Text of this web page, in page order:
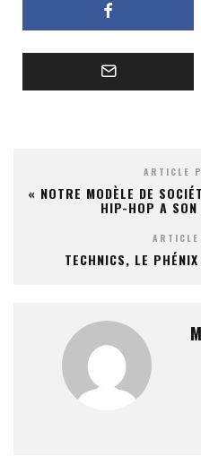
ARTICLE
« NOTRE MODÈLE DE
HIP-HOP A SON
ARTICLE
TECHNICS, LE